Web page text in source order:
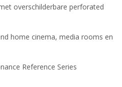
overschilderbare perforated
home cinema, media rooms en
Reference Series